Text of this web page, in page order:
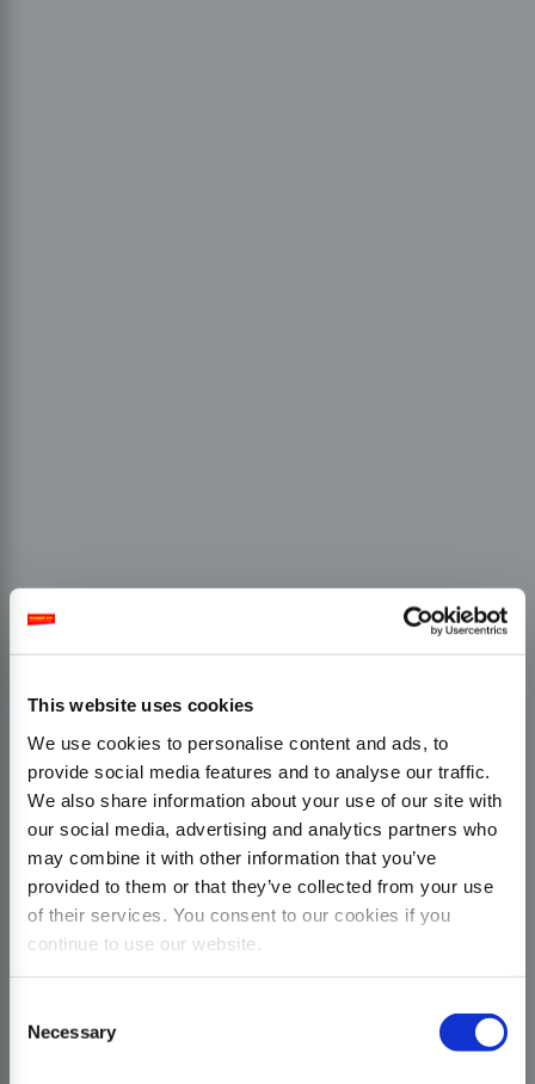
This website uses cookies
We use cookies to personalise content and ads, to
provide social media features and to analyse our traffic.
We also share information about your use of our site with
our social media, advertising and analytics partners who
may combine it with other information that you’ve
provided to them or that they’ve collected from your use
of their services. You consent to our cookies if you
continue to use our website.
Selection
Necessary